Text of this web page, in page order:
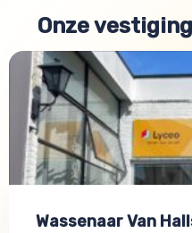
Onze
Wassenaar Van